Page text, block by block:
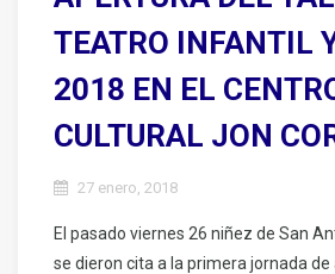
TEATRO INFANTIL
2018 EN EL
CULTURAL JON
27 enero, 2018
El pasado viernes 26 niñez de San
se dieron cita a la primera jornada